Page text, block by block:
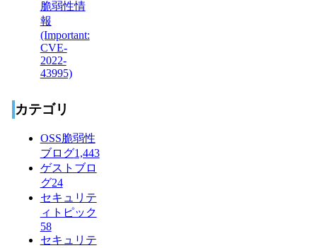
カテゴリ
OSS脆弱性
ブログ1,443
ゲストブロ
グ24
セキュリテ
ィトピック
58
セキュリテ